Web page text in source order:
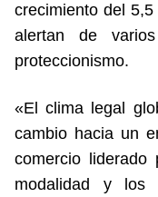
crecimiento del
alertan de
proteccionismo.
«El clima legal
cambio hacia un
comercio
modalidad y los